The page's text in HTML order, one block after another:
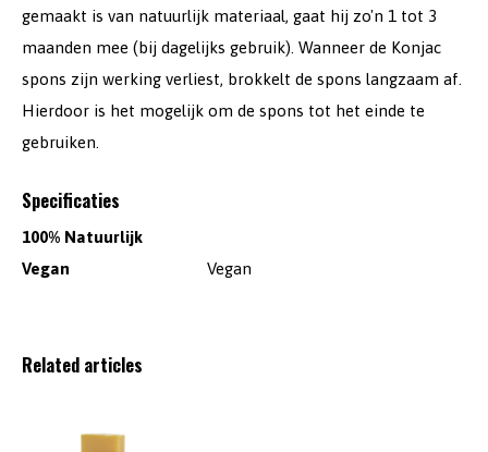
gemaakt is van natuurlijk materiaal, gaat hij zo'n 1 tot 3
maanden mee (bij dagelijks gebruik). Wanneer de Konjac
spons zijn werking verliest, brokkelt de spons langzaam af.
Hierdoor is het mogelijk om de spons tot het einde te
gebruiken.
Specificaties
100% Natuurlijk
Vegan
Vegan
Related articles